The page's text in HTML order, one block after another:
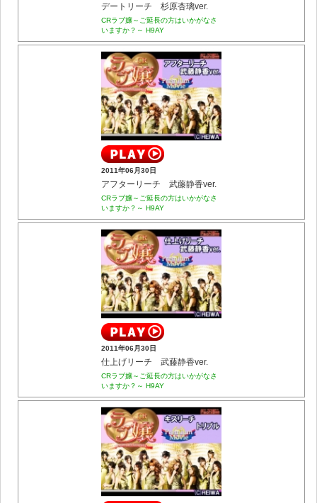
デートリーチ 杉原杏璃ver.
CRラブ嬢～ご延長の方はいかがなさ
いますか？～ H9AY
2011年06月30日
アフターリーチ 武藤静香ver.
CRラブ嬢～ご延長の方はいかがなさ
いますか？～ H9AY
2011年06月30日
仕上げリーチ 武藤静香ver.
CRラブ嬢～ご延長の方はいかがなさ
いますか？～ H9AY